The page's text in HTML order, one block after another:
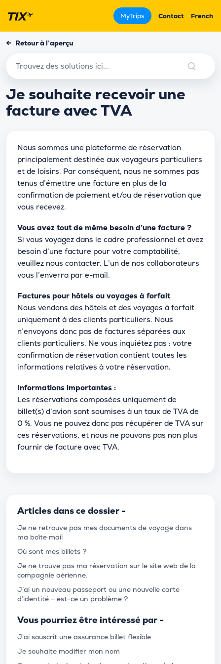
MyTrips Contact French
← Retour à l’aperçu
Je souhaite recevoir une
facture avec TVA
Nous sommes une plateforme de réservation
principalement destinée aux voyageurs particuliers
et de loisirs. Par conséquent, nous ne sommes pas
tenus d’émettre une facture en plus de la
confirmation de paiement et/ou de réservation que
vous recevez.
Vous avez tout de même besoin d’une facture ?
Si vous voyagez dans le cadre professionnel et avez
besoin d’une facture pour votre comptabilité,
veuillez nous contacter. L’un de nos collaborateurs
vous l’enverra par e-mail.
Factures pour hôtels ou voyages à forfait
Nous vendons des hôtels et des voyages à forfait
uniquement à des clients particuliers. Nous
n’envoyons donc pas de factures séparées aux
clients particuliers. Ne vous inquiétez pas : votre
confirmation de réservation contient toutes les
informations relatives à votre réservation.
Informations importantes :
Les réservations composées uniquement de
billet(s) d’avion sont soumises à un taux de TVA de
0 %. Vous ne pouvez donc pas récupérer de TVA sur
ces réservations, et nous ne pouvons pas non plus
fournir de facture avec TVA.
Articles dans ce dossier -
Je ne retrouve pas mes documents de voyage dans
ma boîte mail
Où sont mes billets ?
Je ne trouve pas ma réservation sur le site web de la
compagnie aérienne.
J’ai un nouveau passeport ou une nouvelle carte
d’identité – est-ce un problème ?
Vous pourriez être intéressé par -
J'ai souscrit une assurance billet flexible
Je souhaite modifier mon nom